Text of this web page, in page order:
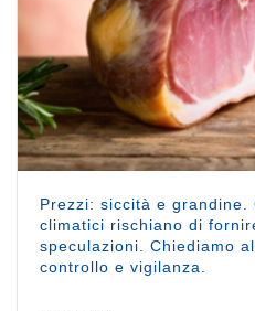
Prezzi: siccità e
climatici rischiano di
speculazioni. Chiediamo
controllo e vigilanza.